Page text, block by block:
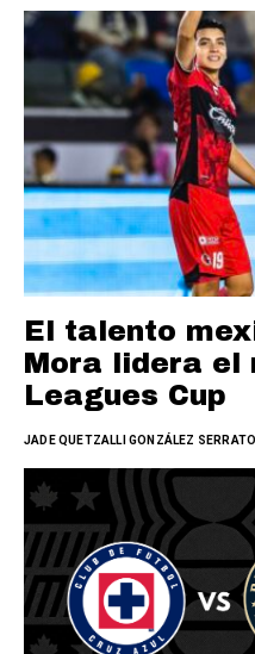
El talento
Mora lidera el
Leagues Cup
JADE QUETZALLI GONZÁLEZ SERRATO